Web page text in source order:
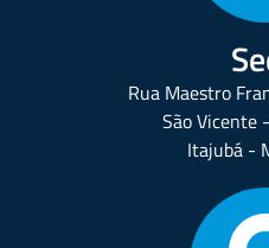
Rua Maestro
São
Itajubá -